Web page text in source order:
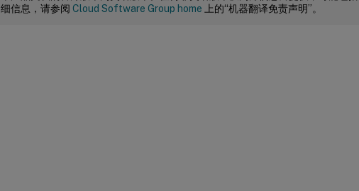
细信息，请参阅 Cloud Software Group home 上的“机器翻译免责声明”。